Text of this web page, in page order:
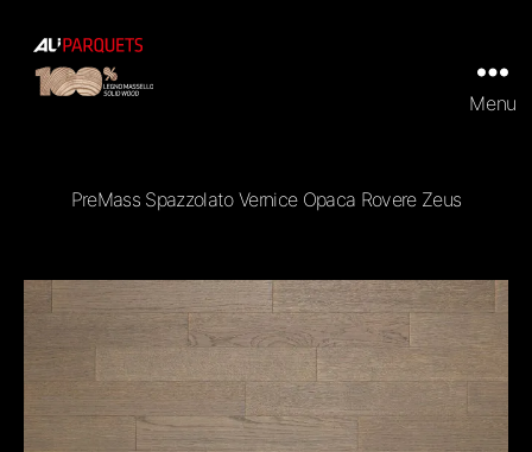
legno
massello
Menu
PreMass Spazzolato Vernice Opaca Rovere Zeus